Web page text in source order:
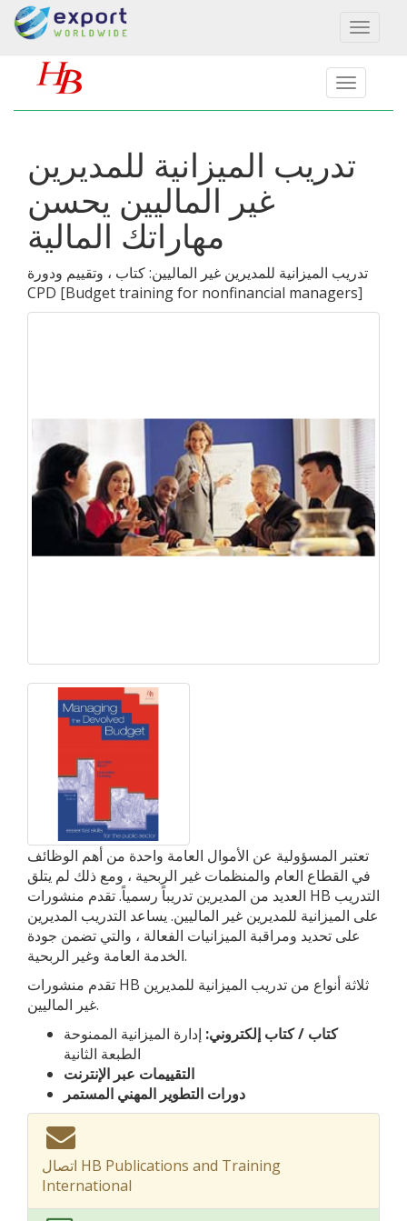
Toggle
تدريب الميزانية للمديرين
غير الماليين يحسن
مهاراتك المالية
تدريب الميزانية للمديرين غير الماليين: كتاب ، وتقييم ودورة
CPD [Budget training for nonfinancial managers]
تعتبر المسؤولية عن الأموال العامة واحدة من أهم الوظائف
في القطاع العام والمنظمات غير الربحية ، ومع ذلك لم يتلق
العديد من المديرين تدريباً رسمياً. تقدم منشورات HB التدريب
على الميزانية للمديرين غير الماليين. يساعد التدريب المديرين
على تحديد ومراقبة الميزانيات الفعالة ، والتي تضمن جودة
الخدمة العامة وغير الربحية.
تقدم منشورات HB ثلاثة أنواع من تدريب الميزانية للمديرين
غير الماليين.
كتاب / كتاب إلكتروني: إدارة الميزانية الممنوحة
الطبعة الثانية
التقييمات عبر الإنترنت
دورات التطوير المهني المستمر
اتصال HB Publications and Training
International